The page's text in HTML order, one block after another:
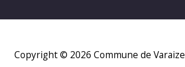
Copyright © 2026 Commune de Varaize